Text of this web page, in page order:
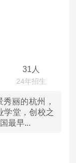
31人
丽的杭州，
学堂，创校之
最早...